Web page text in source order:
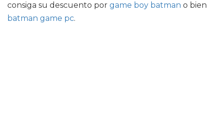
consiga su descuento por game boy batman o bien
batman game pc.